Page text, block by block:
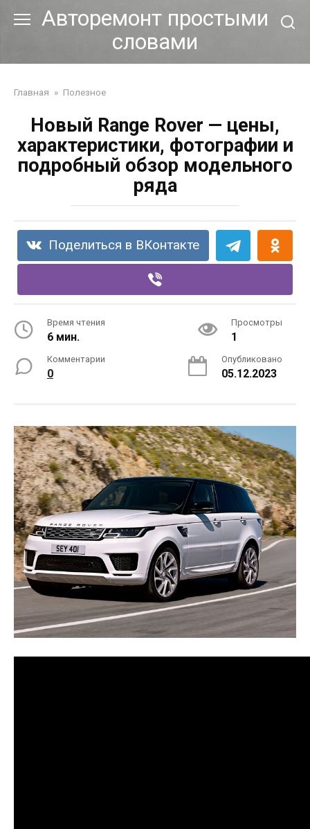
Авторемонт простыми
словами
Главная » Полезное
Новый Range Rover — цены,
характеристики, фотографии и
подробный обзор модельного
ряда
Поделиться в ВКонтакте
Время чтения
6 мин.
Просмотры
1
Комментарии
0
Опубликовано
05.12.2023